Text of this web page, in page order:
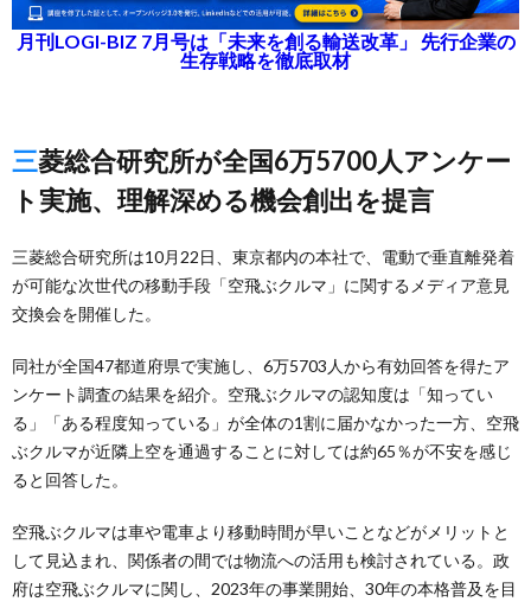
月刊LOGI-BIZ 7月号は「未来を創る輸送改革」 先行企業の
生存戦略を徹底取材
三菱総合研究所が全国6万5700人アンケー
ト実施、理解深める機会創出を提言
三菱総合研究所は10月22日、東京都内の本社で、電動で垂直離発着
が可能な次世代の移動手段「空飛ぶクルマ」に関するメディア意見
交換会を開催した。
同社が全国47都道府県で実施し、6万5703人から有効回答を得たア
ンケート調査の結果を紹介。空飛ぶクルマの認知度は「知ってい
る」「ある程度知っている」が全体の1割に届かなかった一方、空飛
ぶクルマが近隣上空を通過することに対しては約65％が不安を感じ
ると回答した。
空飛ぶクルマは車や電車より移動時間が早いことなどがメリットと
して見込まれ、関係者の間では物流への活用も検討されている。政
府は空飛ぶクルマに関し、2023年の事業開始、30年の本格普及を目